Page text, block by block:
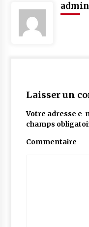
admin
Laisser un
Votre adresse e-
champs
Commentaire